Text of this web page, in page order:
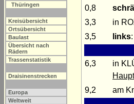
Thüringen
Kreisübersicht
Ortsübersicht
Baulast
Übersicht nach
Rädern
Trassenstatistik
Draisinenstrecken
Europa
Weltweit
0,8
3,3
in
3,5
links:
6,3
in
9,2
am